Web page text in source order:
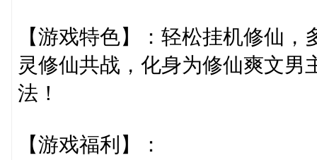
【游戏特色】：轻松挂机修仙
灵修仙共战，化身为修仙爽文男
法！
【游戏福利】：